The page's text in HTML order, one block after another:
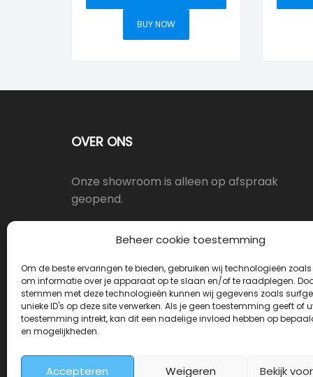
Beheer cookie toestemming
Om de beste ervaringen te bieden, gebruiken wij technologieën
om informatie over je apparaat op te slaan en/of te raadplegen.
stemmen met deze technologieën kunnen wij gegevens zoals
unieke ID's op deze site verwerken. Als je geen toestemming geeft of
toestemming intrekt, kan dit een nadelige invloed hebben op
en mogelijkheden.
Accepteren Weigeren Bekijk
BUY NOW
OVER ONS
Onze showroom is alleen op afspraak
geopend.
Oostergracht 17-10, 3763LX Soest
info@deurkrukwinkel.nl
Maandag - Vrijdag 08:30 - 17:30